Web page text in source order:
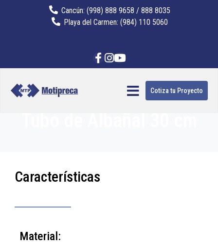
Cancún: (998) 888 9658 / 888 8035
Playa del Carmen: (984) 110 5060
Cotiza tu Proyecto
Características
Material: